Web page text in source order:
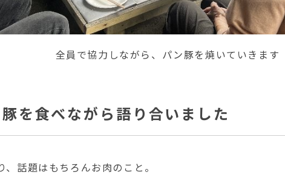
全員で協力しながら、パン豚を焼いていきます
を食べながら語り合いました
話題はもちろんお肉のこと。